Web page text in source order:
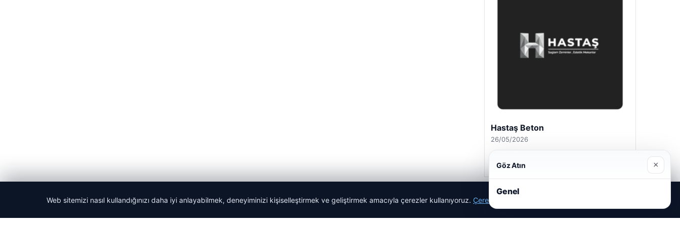
Hastaş Beton
26/05/2026
© 2026 Yemek Molası – Güncel Haberler
Web sitemizi nasıl kullandığınızı daha iyi anlayabilmek, deneyiminizi kişiselleştirmek ve geliştirmek amacıyla çerezler kullanıyoruz. Çerez Politikamız
Göz Atın ×
Genel